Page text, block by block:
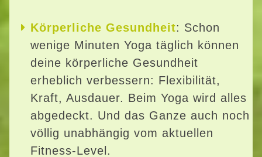
Körperliche Gesundheit: Schon
wenige Minuten Yoga täglich können
deine körperliche Gesundheit
erheblich verbessern: Flexibilität,
Kraft, Ausdauer. Beim Yoga wird alles
abgedeckt. Und das Ganze auch noch
völlig unabhängig vom aktuellen
Fitness-Level.